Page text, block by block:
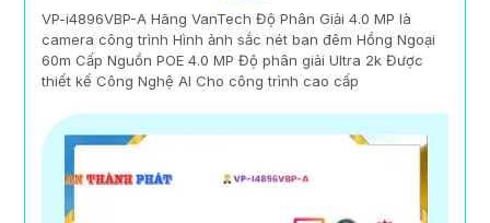
VP-i4896VBP-A Hãng VanTech Độ Phân Giải 4.0 MP là
camera công trình Hình ảnh sắc nét ban đêm Hồng Ngoại
60m Cấp Nguồn POE 4.0 MP Độ phân giải Ultra 2k Được
thiết kế Công Nghệ AI Cho công trình cao cấp